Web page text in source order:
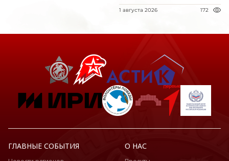
1 августа 2026 172
ГЛАВНЫЕ СОБЫТИЯ О НАС